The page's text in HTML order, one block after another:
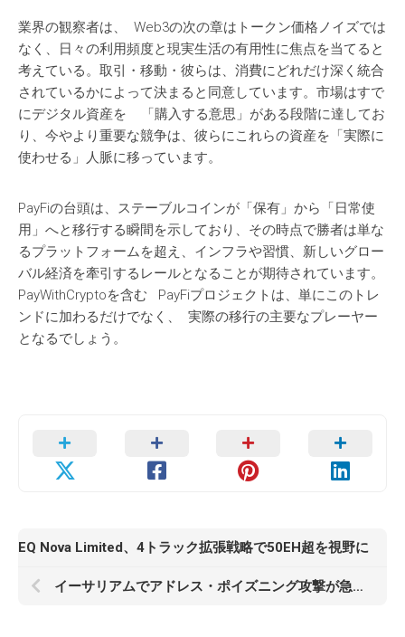
業界の観察者は、 Web3の次の章はトークン価格ノイズでは
なく、日々の利用頻度と現実生活の有用性に焦点を当てると
考えている。取引・移動・彼らは、消費にどれだけ深く統合
されているかによって決まると同意しています。市場はすで
にデジタル資産を 「購入する意思」がある段階に達してお
り、今やより重要な競争は、彼らにこれらの資産を「実際に
使わせる」人脈に移っています。
PayFiの台頭は、ステーブルコインが「保有」から「日常使
用」へと移行する瞬間を示しており、その時点で勝者は単な
るプラットフォームを超え、インフラや習慣、新しいグロー
バル経済を牽引するレールとなることが期待されています。
PayWithCryptoを含む PayFiプロジェクトは、単にこのトレ
ンドに加わるだけでなく、 実際の移行の主要なプレーヤー
となるでしょう。
EQ Nova Limited、4トラック拡張戦略で50EH超を視野に
イーサリアムでアドレス・ポイズニング攻撃が急増 Fusakaアップグレード後にリスク拡大